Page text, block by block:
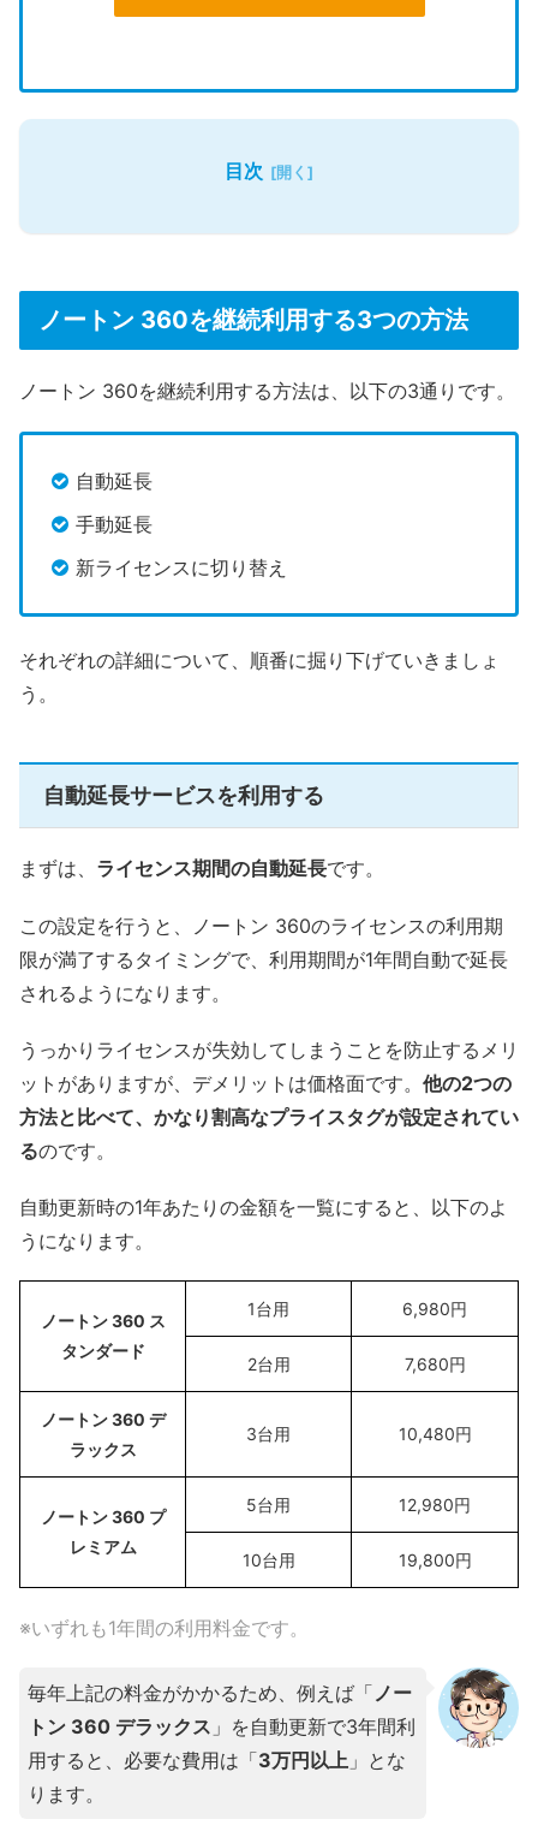
目次
ノートン 360を継続利用する3つの方法
ノートン 360を継続利用する方法は、以下の3通りです。
自動延長
手動延長
新ライセンスに切り替え
それぞれの詳細について、順番に掘り下げていきましょ
う。
自動延長サービスを利用する
まずは、 ライセンス期間の自動延長です。
この設定を行うと、ノートン 360のライセンスの利用期
限が満了するタイミングで、利用期間が1年間自動で延長
されるようになります。
うっかりライセンスが失効してしまうことを防止するメリ
ットがありますが、デメリットは価格面です。 他の2つの
方法と比べて、かなり割高なプライスタグが設定されてい
るのです。
自動更新時の1年あたりの金額を一覧にすると、以下のよ
うになります。
ノートン 360 ス
タンダード
1台用 6,980円
2台用 7,680円
ノートン 360 デ
ラックス
3台用 10,480円
ノートン 360 プ
レミアム
5台用 12,980円
10台用 19,800円
※いずれも1年間の利用料金です。
毎年上記の料金がかかるため、例えば「ノー
トン 360 デラックス 」を自動更新で3年間利
用すると、必要な費用は「3万円以上 」とな
ります。